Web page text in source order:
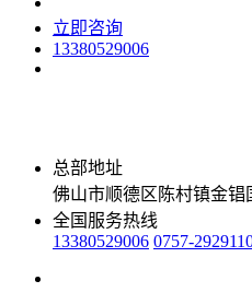
立即咨询
13380529006
总部地址
佛山市顺德区陈村镇金锠
全国服务热线
13380529006 0757-